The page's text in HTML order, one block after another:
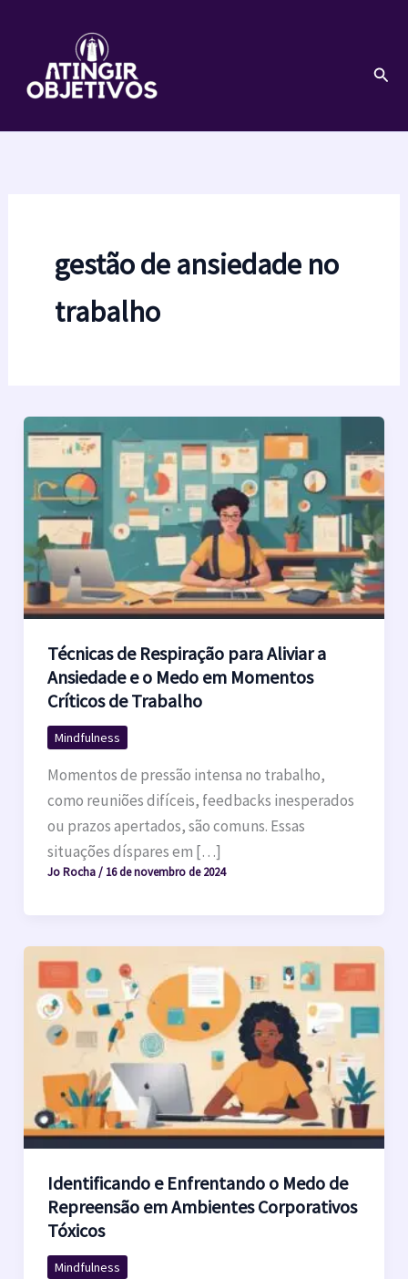
conteúdo
gestão de ansiedade no
trabalho
Técnicas de Respiração para Aliviar a
Ansiedade e o Medo em Momentos
Críticos de Trabalho
Mindfulness
Momentos de pressão intensa no trabalho,
como reuniões difíceis, feedbacks inesperados
ou prazos apertados, são comuns. Essas
situações díspares em […]
Jo Rocha/ 16 de novembro de 2024
Identificando e Enfrentando o Medo de
Repreensão em Ambientes Corporativos
Tóxicos
Mindfulness